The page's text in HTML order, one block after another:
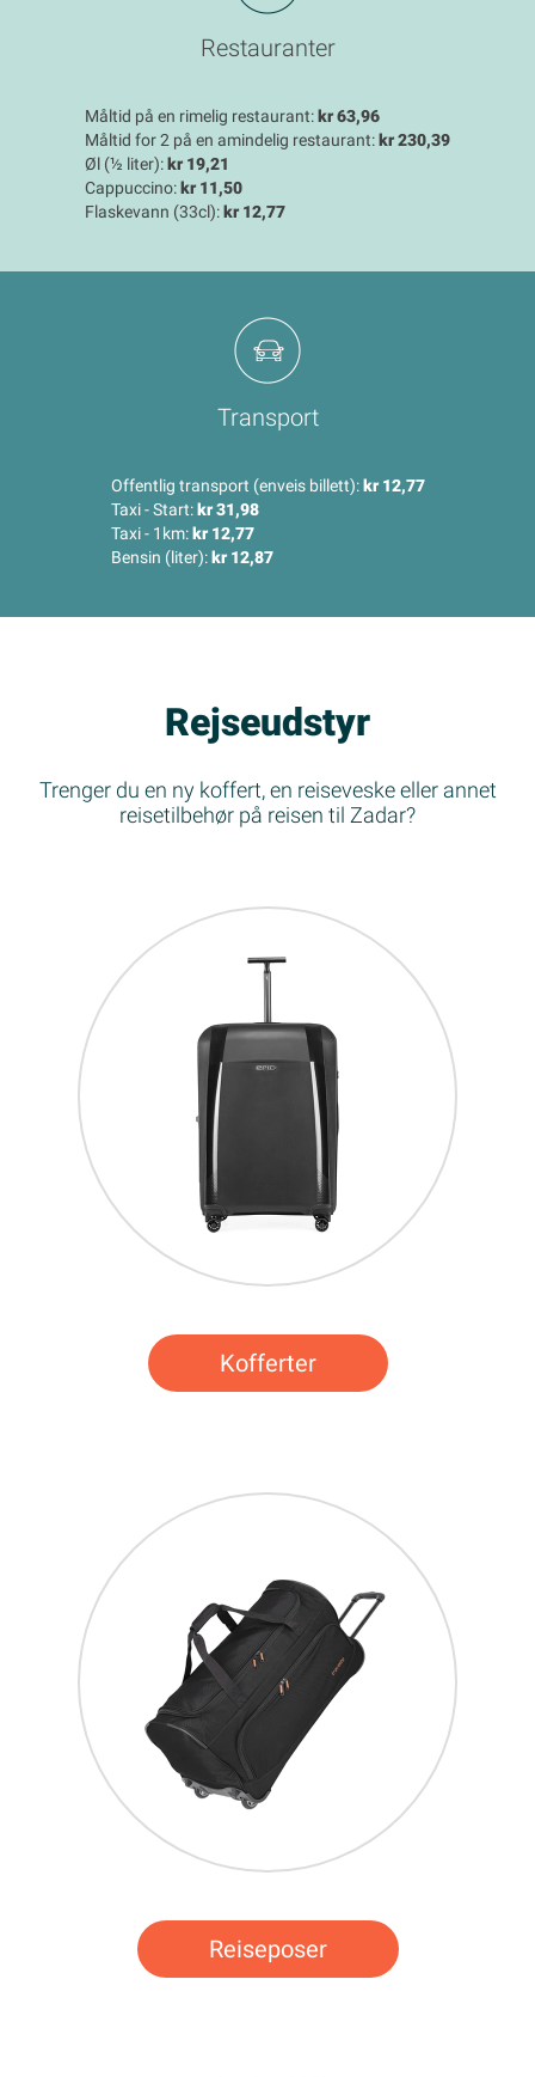
Restauranter
Måltid på en rimelig restaurant:kr 63,96
Måltid for 2 på en amindelig restaurant:kr 230,39
Øl (½ liter):kr 19,21
Cappuccino:kr 11,50
Flaskevann (33cl):kr 12,77
Transport
Offentlig transport (enveis billett):kr 12,77
Taxi - Start:kr 31,98
Taxi - 1km:kr 12,77
Bensin (liter):kr 12,87
Rejseudstyr
Trenger du en ny koffert, en reiseveske eller annet
reisetilbehør på reisen til Zadar?
Kofferter
Reiseposer